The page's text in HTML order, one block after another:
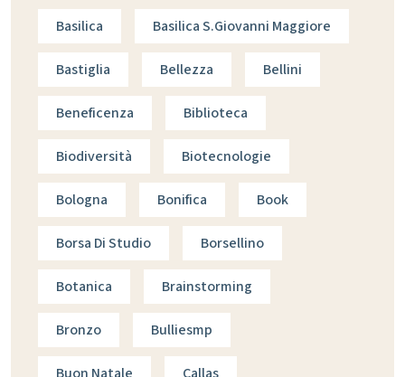
Basilica Basilica S.giovanni Maggiore
Bastiglia Bellezza Bellini
Beneficenza Biblioteca
Biodiversità Biotecnologie
Bologna Bonifica Book
Borsa Di Studio Borsellino
Botanica Brainstorming
Bronzo Bulliesmp
Buon Natale Callas